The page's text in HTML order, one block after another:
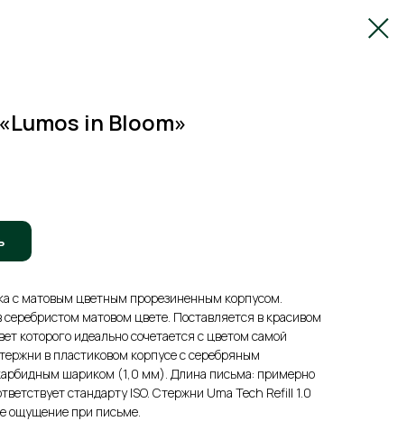
in Bloom»
с матовым цветным прорезиненным корпусом.
матовом цвете. Поставляется в красивом
которого идеально сочетается с цветом самой
в пластиковом корпусе c серебряным
шариком (1,0 мм). Длина письма: примерно
стандарту ISO. Стержни Uma Tech Refill 1.0
ощущение при письме.